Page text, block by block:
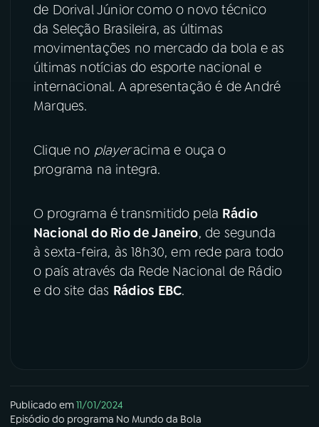
ACOMPANHE A RÁDIO NACIONAL
Instagram X
de Dorival Júnior como o novo técnico
da Seleção Brasileira, as últimas
movimentações no mercado da bola e as
últimas notícias do esporte nacional e
internacional. A apresentação é de André
Marques.
Clique no playeracima e ouça o
programa na integra.
O programa é transmitido pela Rádio
Nacional do Rio de Janeiro, de segunda
à sexta-feira, às 18h30, em rede para todo
o país através da Rede Nacional de Rádio
e do site das Rádios EBC.
Publicado em11/01/2024
Episódio do programa No Mundo da Bola